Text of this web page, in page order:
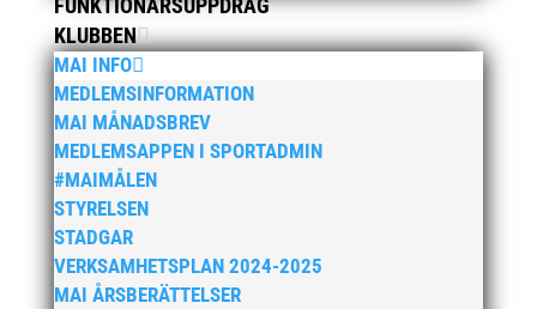
FUNKTIONÄRSUPPDRAG
KLUBBEN
MAI INFO
MEDLEMSINFORMATION
MAI MÅNADSBREV
MEDLEMSAPPEN I SPORTADMIN
#MAIMÅLEN
STYRELSEN
STADGAR
VERKSAMHETSPLAN 2024-2025
MAI ÅRSBERÄTTELSER
december 2020
november 2020
oktober 2020
september 2020
augusti 2020
juni 2020
april 2020
mars 2020